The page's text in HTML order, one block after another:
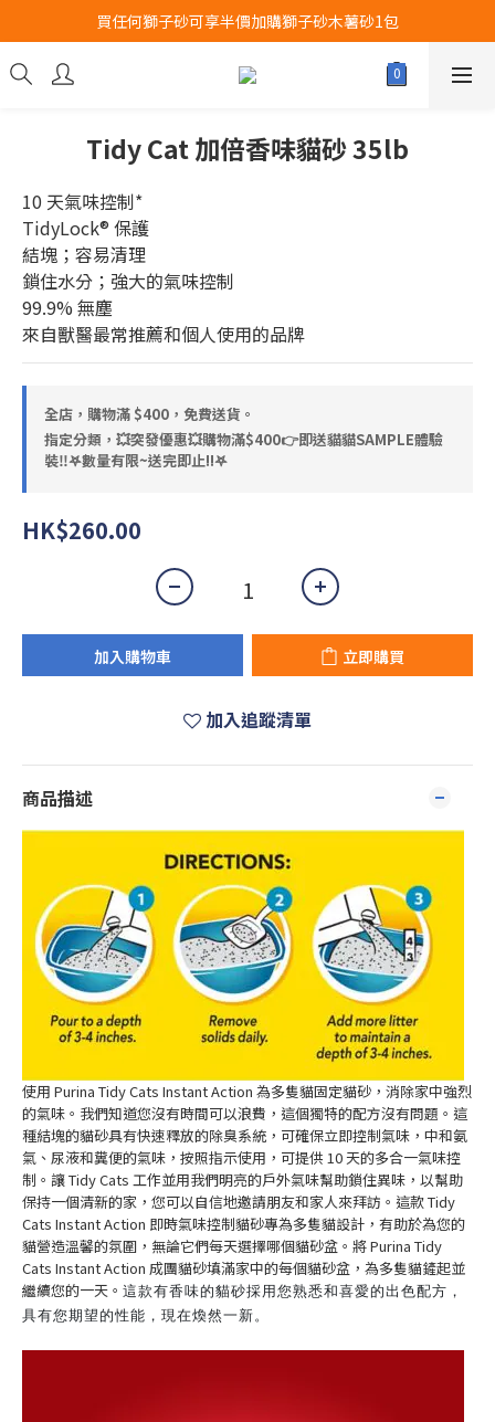
Airbuggy 全線現貨8折！立即點擊火速搶購
買任何獅子砂可享半價加購獅子砂木薯砂1包
Airbuggy 全線現貨8折！立即點擊火速搶購
Tidy Cat 加倍香味貓砂 35lb
10 天氣味控制*
TidyLock® 保護
結塊；容易清理
鎖住水分；強大的氣味控制
99.9% 無塵
來自獸醫最常推薦和個人使用的品牌
全店，購物滿 $400，免費送貨。
指定分類，💥突發優惠💥購物滿$400👉即送貓貓SAMPLE體驗
裝‼️𖤐數量有限~送完即止!!𖤐
HK$260.00
加入購物車 立即購買
加入追蹤清單
商品描述
使用 Purina Tidy Cats Instant Action 為多隻貓固定貓砂，消除家中強烈
的氣味。我們知道您沒有時間可以浪費，這個獨特的配方沒有問題。這
種結塊的貓砂具有快速釋放的除臭系統，可確保立即控制氣味，中和氨
氣、尿液和糞便的氣味，按照指示使用，可提供 10 天的多合一氣味控
制。讓 Tidy Cats 工作並用我們明亮的戶外氣味幫助鎖住異味，以幫助
保持一個清新的家，您可以自信地邀請朋友和家人來拜訪。這款 Tidy
Cats Instant Action 即時氣味控制貓砂專為多隻貓設計，有助於為您的
貓營造溫馨的氛圍，無論它們每天選擇哪個貓砂盆。將 Purina Tidy
Cats Instant Action 成團貓砂填滿家中的每個貓砂盆，為多隻貓鏟起並
繼續您的一天。 這款有香味的貓砂採用您熟悉和喜愛的出色配方，
具有您期望的性能，現在煥然一新。